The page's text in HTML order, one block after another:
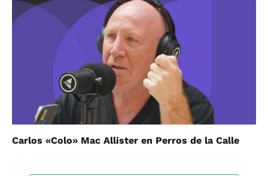
Carlos «Colo» Mac Allister en Perros de la Calle